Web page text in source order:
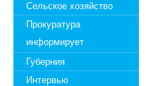
Сельское хозяйство
Прокуратура
информирует
Губерния
Интервью